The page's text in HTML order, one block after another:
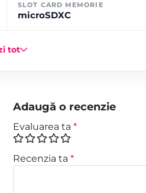
SLOT CARD MEMORIE
microSDXC
tot
Adaugă o recenzie
Evaluarea ta *
Recenzia ta *